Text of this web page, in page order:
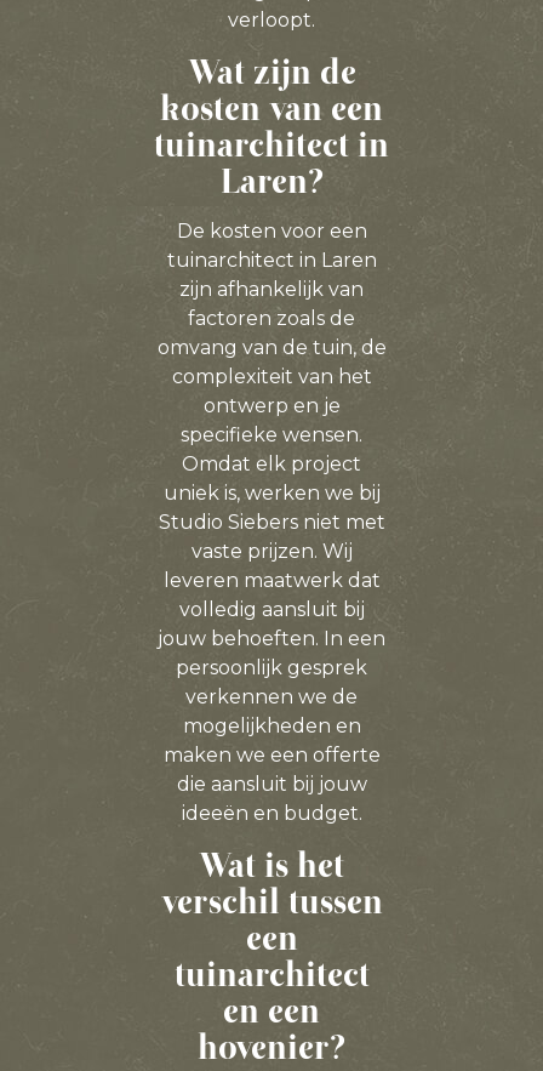
verloopt.
Wat zijn de
kosten van een
tuinarchitect in
Laren?
De kosten voor een
tuinarchitect in Laren
zijn afhankelijk van
factoren zoals de
omvang van de tuin, de
complexiteit van het
ontwerp en je
specifieke wensen.
Omdat elk project
uniek is, werken we bij
Studio Siebers niet met
vaste prijzen. Wij
leveren maatwerk dat
volledig aansluit bij
jouw behoeften. In een
persoonlijk gesprek
verkennen we de
mogelijkheden en
maken we een offerte
die aansluit bij jouw
ideeën en budget.
Wat is het
verschil tussen
een
tuinarchitect
en een
hovenier?